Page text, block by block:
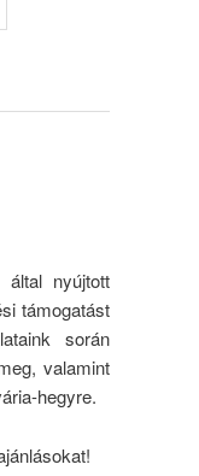
nyújtott
támogatást
során
valamint
hegyre.